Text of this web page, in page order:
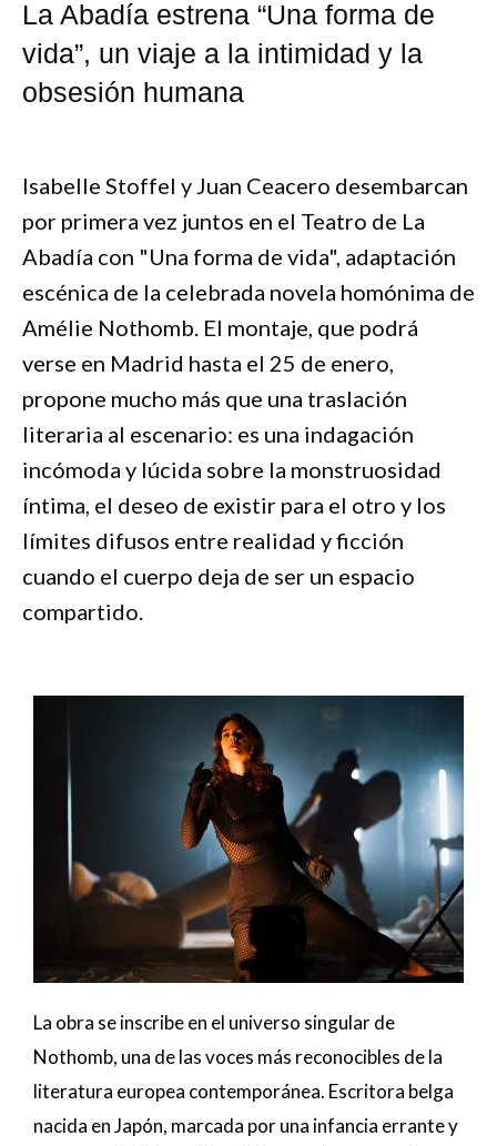
La Abadía estrena “Una forma de
vida”, un viaje a la intimidad y la
obsesión humana
Isabelle Stoffel y Juan Ceacero desembarcan
por primera vez juntos en el Teatro de La
Abadía con "Una forma de vida", adaptación
escénica de la celebrada novela homónima de
Amélie Nothomb. El montaje, que podrá
verse en Madrid hasta el 25 de enero,
propone mucho más que una traslación
literaria al escenario: es una indagación
incómoda y lúcida sobre la monstruosidad
íntima, el deseo de existir para el otro y los
límites difusos entre realidad y ficción
cuando el cuerpo deja de ser un espacio
compartido.
La obra se inscribe en el universo singular de
Nothomb, una de las voces más reconocibles de la
literatura europea contemporánea. Escritora belga
nacida en Japón, marcada por una infancia errante y